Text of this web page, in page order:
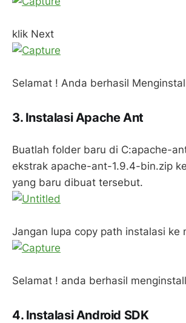
klik Next
Selamat ! Anda berhasil
3. Instalasi Apache Ant
Buatlah folder baru di C:apache-
ekstrak apache-ant-1.9.4-bin.zip
yang baru dibuat tersebut.
Jangan lupa copy path instalasi ke
Selamat ! anda berhasil
4. Instalasi Android SDK